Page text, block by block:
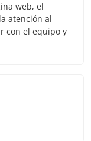
web, el
atención al
con el equipo y